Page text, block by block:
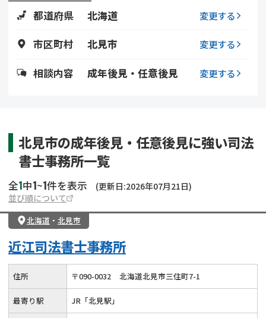
不動産評価(相続不動
調査・アンケート
都道府県 北海道 変更する
市区町村 北見市 変更する
相談内容 成年後見・任意後見 変更する
北見市の成年後見・任意後見に強い司法
書士事務所一覧
全1中1~1件を表示
(更新日:2026年07月21日)
並び順について
北海道 ・ 北見市
近江司法書士事務所
住所 〒090-0032 北海道北見市三住町7-1
最寄り駅 JR「北見駅」